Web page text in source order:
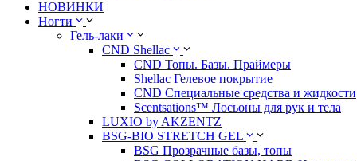
НОВИНКИ
Ногти
Гель-лаки
CND Shellac
CND Топы. Базы. Праймеры
Shellac Гелевое покрытие
CND Специальные средства и жидкости
Scentsations™ Лосьоны для рук и тела
LUXIO by AKZENTZ
BSG-BIO STRETCH GEL
BSG Прозрачные базы, топы